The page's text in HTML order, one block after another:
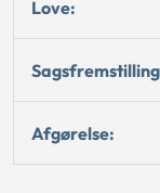
Love:
Afgørelse: